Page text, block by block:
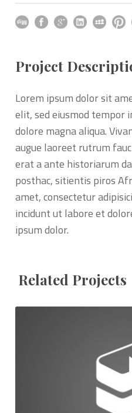
Project
Lorem ipsum dolor sit
elit, sed eiusmod tempor
dolore magna aliqua.
augue laoreet rutrum
erat a ante historiarum
posthac, sitientis piros
amet, consectetur
incidunt ut labore et
ipsum dolor.
Related Projects